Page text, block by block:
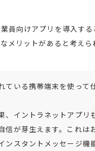
員向けアプリを導入する
メリットがあると考えら
ている携帯端末を使って
、イントラネットアプリ
信が芽生えます。これは
ンスタントメッセージ機